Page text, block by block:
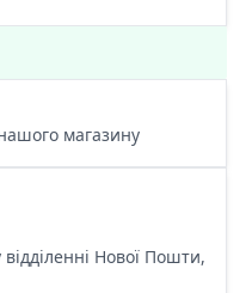
магазину
Нової Пошти,